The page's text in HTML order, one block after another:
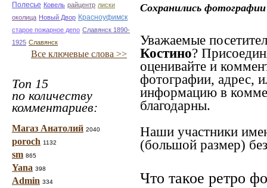
Полесье Ковель райцентр лиски
околица Новый Двор Красноуфимск
старое пожарное депо Славянск 1890-
1925 Славянск
Все ключевые слова >>
Топ 15
по количеству
комментариев:
Магаз Анатолий 2040
poroch 1132
sm 865
Yana 398
Admin 334
Сохранились
Уважаемые
Костино?
оценивайте и
фотографии, адрес,
информацию в
благодарны.
Наши участники
(большой размер)
Что такое ретро